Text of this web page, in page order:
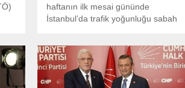
haftanın ilk mesai gününde
İstanbul’da trafik yoğunluğu sabah